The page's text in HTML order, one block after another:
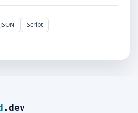
JSON Script
.dev